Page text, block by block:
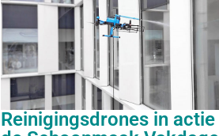
Reinigingsdrones in actie